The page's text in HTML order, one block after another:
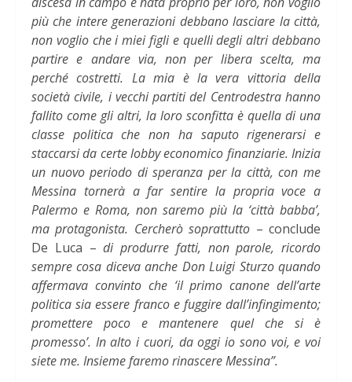
più che intere generazioni debbano lasciare la città,
non voglio che i miei figli e quelli degli altri debbano
partire e andare via, non per libera scelta, ma
perché costretti. La mia è la vera vittoria della
società civile, i vecchi partiti del Centrodestra hanno
fallito come gli altri, la loro sconfitta è quella di una
classe politica che non ha saputo rigenerarsi e
staccarsi da certe lobby economico finanziarie. Inizia
un nuovo periodo di speranza per la città, con me
Messina tornerà a far sentire la propria voce a
Palermo e Roma, non saremo più la ‘città babba’,
ma protagonista. Cercherò soprattutto – conclude
De Luca – di produrre fatti, non parole, ricordo
sempre cosa diceva anche Don Luigi Sturzo quando
affermava convinto che ‘il primo canone dell’arte
politica sia essere franco e fuggire dall’infingimento;
promettere poco e mantenere quel che si è
promesso’. In alto i cuori, da oggi io sono voi, e voi
siete me. Insieme faremo rinascere Messina”.